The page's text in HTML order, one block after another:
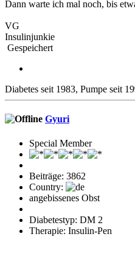
Dann warte ich mal noch, bis
VG
Insulinjunkie
Gespeichert
Diabetes seit 1983, Pumpe seit
Gyuri
Special Member
Beiträge: 3862
Country:
angebissenes Obst
Diabetestyp: DM 2
Therapie: Insulin-Pen